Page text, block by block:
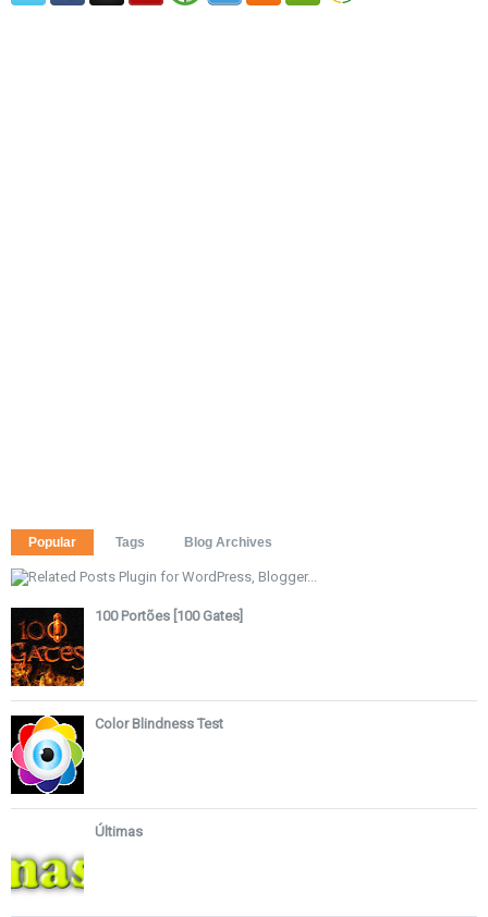
Popular Tags Blog Archives
100 Portões [100 Gates]
Color Blindness Test
Últimas